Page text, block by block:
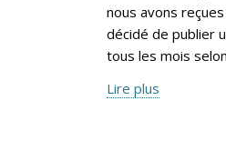
nous avons
décidé de publier
tous les mois
Lire plus